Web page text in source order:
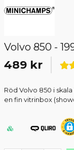
Volvo 850 -
489 kr
Röd Volvo 850 i
en fin vitrinbox